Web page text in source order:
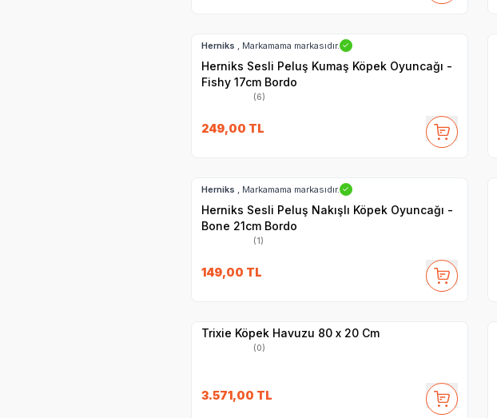
Herniks , Markamama markasıdır. ✓
Herniks Sesli Peluş Kumaş Köpek Oyuncağı -
Fishy 17cm Bordo
(6)
249,00 TL
Herniks , Markamama markasıdır. ✓
Herniks Sesli Peluş Nakışlı Köpek Oyuncağı -
Bone 21cm Bordo
(1)
149,00 TL
Trixie Köpek Havuzu 80 x 20 Cm
(0)
3.571,00 TL